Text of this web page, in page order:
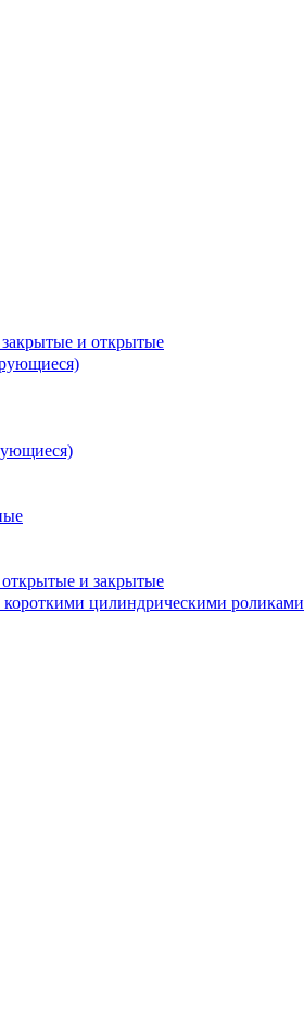
и открытые
и закрытые
цилиндрическими роликами